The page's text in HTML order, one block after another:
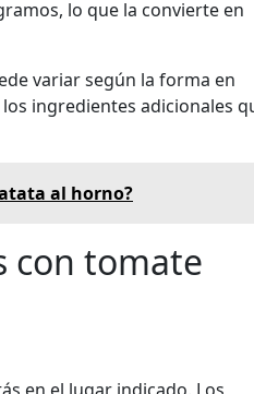
lo que la convierte en
variar según la forma en
ingredientes adicionales
al horno?
con tomate